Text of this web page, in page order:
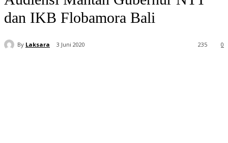
dan IKB Flobamora Bali
By Laksara 3 Juni 2020 0
235